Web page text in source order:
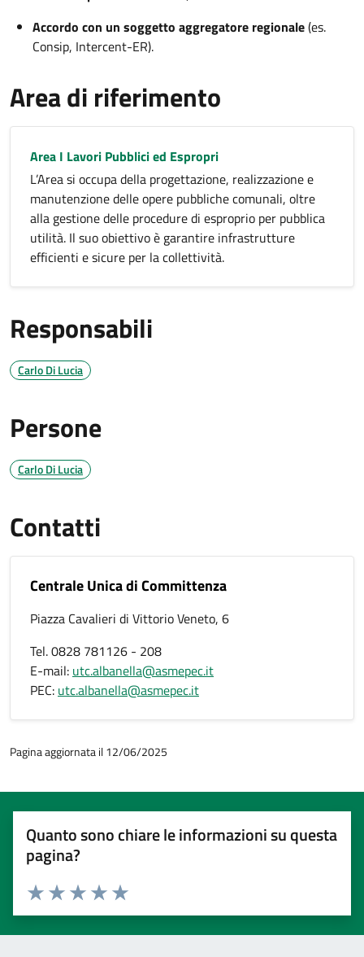
Accordo con un soggetto aggregatore regionale(es.
Consip, Intercent-ER).
Area di riferimento
Area I Lavori Pubblici ed Espropri
L’Area si occupa della progettazione, realizzazione e
manutenzione delle opere pubbliche comunali, oltre
alla gestione delle procedure di esproprio per pubblica
utilità. Il suo obiettivo è garantire infrastrutture
efficienti e sicure per la collettività.
Responsabili
Carlo Di Lucia
Persone
Carlo Di Lucia
Contatti
Centrale Unica di Committenza
Piazza Cavalieri di Vittorio Veneto, 6
Tel. 0828 781126 - 208
E-mail: utc.albanella@asmepec.it
PEC: utc.albanella@asmepec.it
Pagina aggiornata il 12/06/2025
Quanto sono chiare le informazioni su questa
pagina?
Valuta 5 stelle su 5
Valuta 4 stelle su 5
Valuta 3 stelle su 5
Valuta 2 stelle su 5
Valuta 1 stelle su 5